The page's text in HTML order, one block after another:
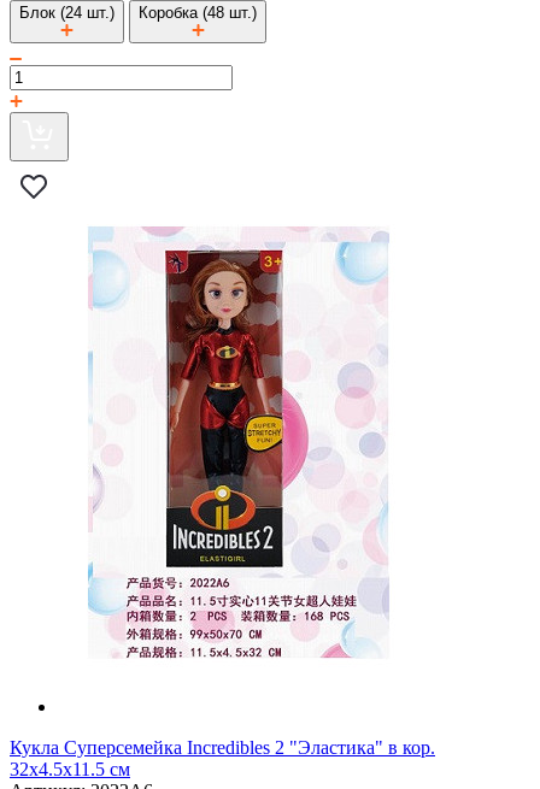
Блок (24 шт.) Коробка (48 шт.)
Кукла Суперсемейка Incredibles 2 "Эластика" в кор.
32х4.5х11.5 см